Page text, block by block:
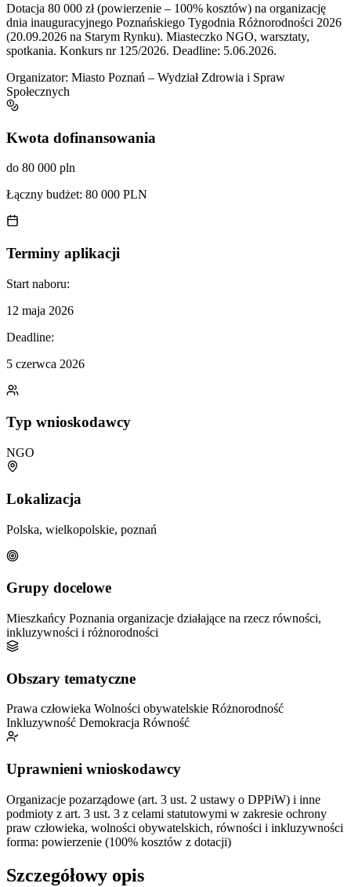
Dotacja 80 000 zł (powierzenie – 100% kosztów) na organizację
dnia inauguracyjnego Poznańskiego Tygodnia Różnorodności 2026
(20.09.2026 na Starym Rynku). Miasteczko NGO, warsztaty,
spotkania. Konkurs nr 125/2026. Deadline: 5.06.2026.
Organizator: Miasto Poznań – Wydział Zdrowia i Spraw
Społecznych
Kwota dofinansowania
do 80 000 pln
Łączny budżet: 80 000 PLN
Terminy aplikacji
Start naboru:
12 maja 2026
Deadline:
5 czerwca 2026
Typ wnioskodawcy
NGO
Lokalizacja
Polska, wielkopolskie, poznań
Grupy docelowe
Mieszkańcy Poznania organizacje działające na rzecz równości,
inkluzywności i różnorodności
Obszary tematyczne
Prawa człowieka Wolności obywatelskie Różnorodność
Inkluzywność Demokracja Równość
Uprawnieni wnioskodawcy
Organizacje pozarządowe (art. 3 ust. 2 ustawy o DPPiW) i inne
podmioty z art. 3 ust. 3 z celami statutowymi w zakresie ochrony
praw człowieka, wolności obywatelskich, równości i inkluzywności
forma: powierzenie (100% kosztów z dotacji)
Szczegółowy opis